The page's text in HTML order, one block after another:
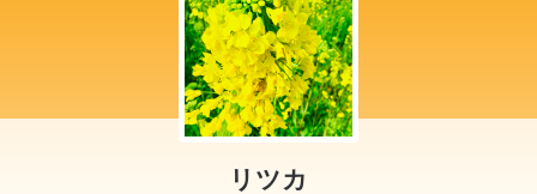
リツカ